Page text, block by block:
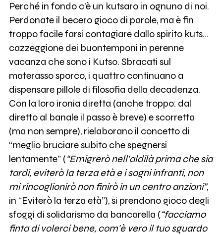
Perché in fondo c'è un kutsaro in ognuno di noi.
Perdonate il becero gioco di parole, ma è fin
troppo facile farsi contagiare dallo spirito kuts...
cazzeggione dei buontemponi in perenne
vacanza che sono i Kutso. Sbracati sul
materasso sporco, i quattro continuano a
dispensare pillole di filosofia della decadenza.
Con la loro ironia diretta (anche troppo: dal
diretto al banale il passo è breve) e scorretta
(ma non sempre), rielaborano il concetto di
“meglio bruciare subito che spegnersi
lentamente” (“Emigrerò nell'aldilà prima che sia
tardi, eviterò la terza età e i sogni infranti, non
mi rincoglionirò non finirò in un centro anziani”,
in “Eviterò la terza età”), si prendono gioco degli
sfoggi di solidarismo da bancarella (“facciamo
finta di volerci bene, com'è vero il tuo sguardo